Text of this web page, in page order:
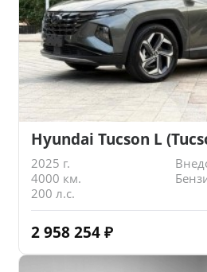
Hyundai Tucson L
2025 г.
4000 км.
200 л.с.
2 958 254 ₽